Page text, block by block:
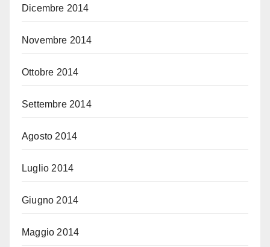
Dicembre 2014
Novembre 2014
Ottobre 2014
Settembre 2014
Agosto 2014
Luglio 2014
Giugno 2014
Maggio 2014